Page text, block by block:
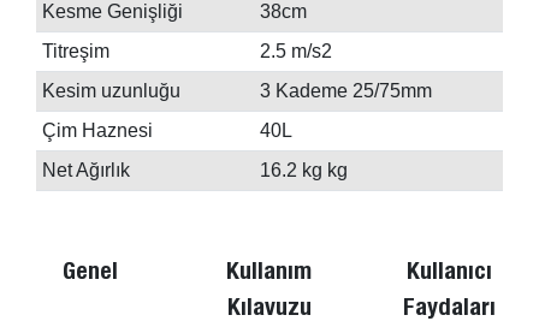
Kesme Genişliği
38cm
Titreşim
2.5 m/s2
Kesim uzunluğu
3 Kademe 25/75mm
Çim Haznesi
40L
Net Ağırlık
16.2 kg kg
Genel
Kullanım
Kılavuzu
Kullanıcı
Faydaları